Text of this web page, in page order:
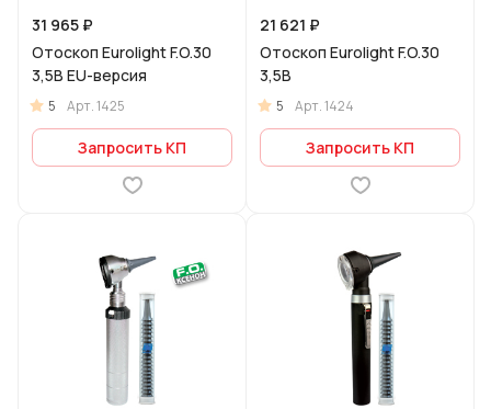
31 965 ₽
Отоскоп Eurolight F.O.30
3,5В EU-версия
5 Арт.1425
Запросить КП
21 621 ₽
Отоскоп Eurolight F.O.30
3,5В
5 Арт.1424
Запросить КП